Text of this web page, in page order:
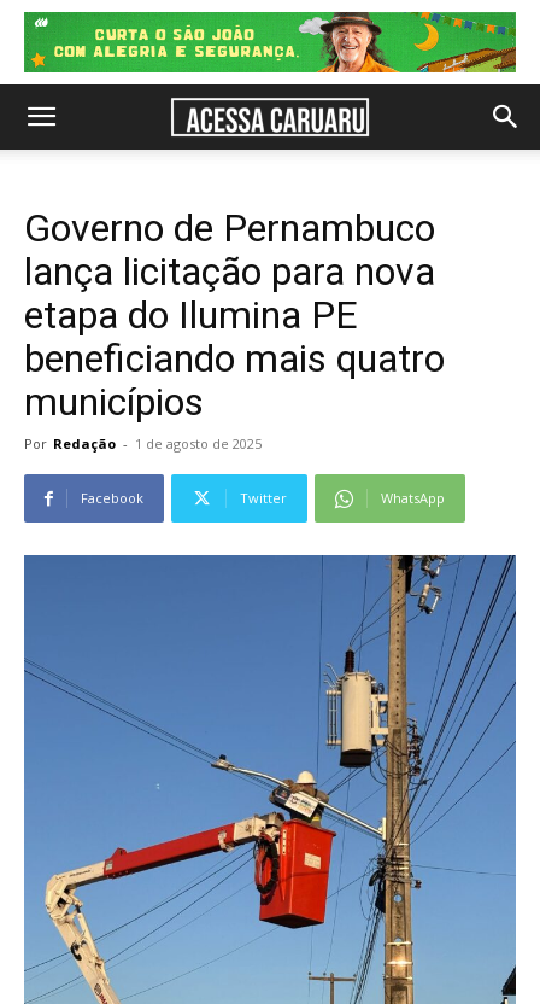
Governo de Pernambuco
lança licitação para nova
etapa do Ilumina PE
beneficiando mais quatro
municípios
Por Redação - 1 de agosto de 2025
Facebook Twitter WhatsApp